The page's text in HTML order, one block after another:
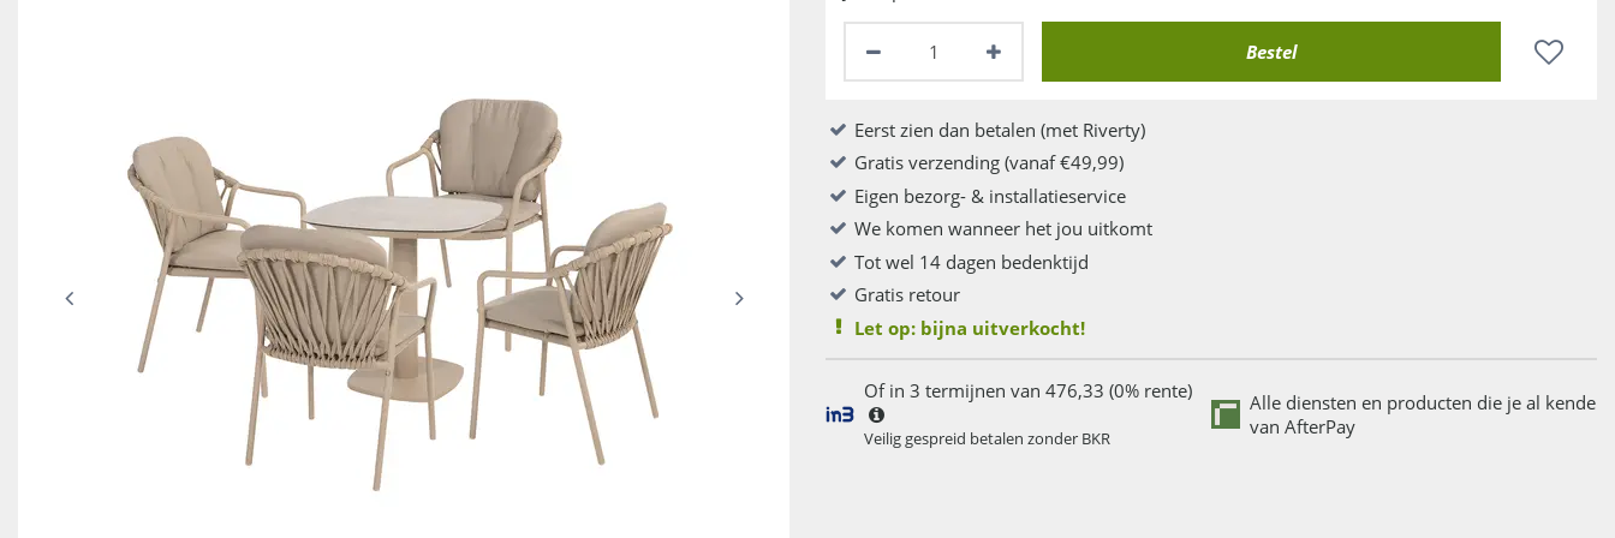
Eerst zien dan betalen (met Riverty)
Gratis verzending (vanaf €49,99)
Eigen bezorg- & installatieservice
We komen wanneer het jou uitkomt
Tot wel 14 dagen bedenktijd
Gratis retour
Let op: bijna uitverkocht!
Of in 3 termijnen van 476,33 (0% rente)
Veilig gespreid betalen zonder BKR
Alle diensten en producten die je al kende
van AfterPay